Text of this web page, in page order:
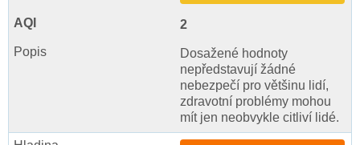
2
Dosažené hodnoty
nepředstavují žádné
nebezpečí pro většinu lidí,
zdravotní problémy mohou
mít jen neobvykle citliví lidé.